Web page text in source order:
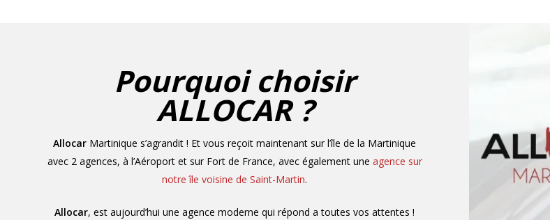
Pourquoi choisir
ALLOCAR ?
Allocar Martinique s’agrandit ! Et vous reçoit maintenant sur l’île de la Martinique
avec 2 agences, à l’Aéroport et sur Fort de France, avec également une agence sur
notre île voisine de Saint-Martin.
Allocar, est aujourd’hui une agence moderne qui répond a toutes vos attentes !